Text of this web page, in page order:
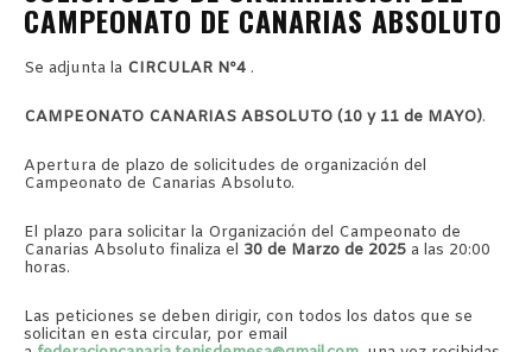
CAMPEONATO DE CANARIAS ABSOLUTO
Se adjunta la CIRCULAR Nº4 .
CAMPEONATO CANARIAS ABSOLUTO (10 y 11 de MAYO).
Apertura de plazo de solicitudes de organización del
Campeonato de Canarias Absoluto.
El plazo para solicitar la Organización del Campeonato de
Canarias Absoluto finaliza el 30 de Marzo de 2025 a las 20:00
horas.
Las peticiones se deben dirigir, con todos los datos que se
solicitan en esta circular, por email